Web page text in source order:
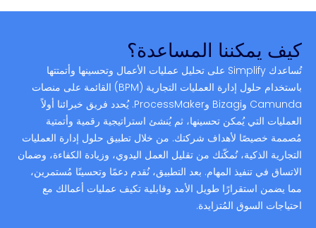
كيف يمكننا المساعدة؟
تُساعدك Simplify على تحليل عمليات الأعمال وتحسينها وأتمتتها
باستخدام حلول إدارة العمليات التجارية (BPM) القائمة على منصات
Camunda وBizagi وProcessMaker. يُحدد فريق خبرائنا أولاً
العمليات التي يُمكن تحسينها، ثم يُنشئ استراتيجية رقمية وأتمتية
مُصممة خصيصًا لأهداف شركتك. من خلال تطبيق حلول إدارة العمليات
التجارية الذكية، نُمكّنك من تقليل العمل اليدوي، وزيادة الكفاءة، وضمان
الاتساق في تنفيذ المهام. بعد التطبيق، نُقدم دعمًا وتحسينًا مُستمرين،
مما يضمن استقرارًا طويل الأمد وقابلية تكيف عمليات أعمالك مع
احتياجات السوق المُتزايدة.